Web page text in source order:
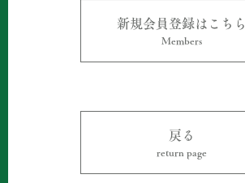
新規会員登録はこちら
Members
戻る
return page